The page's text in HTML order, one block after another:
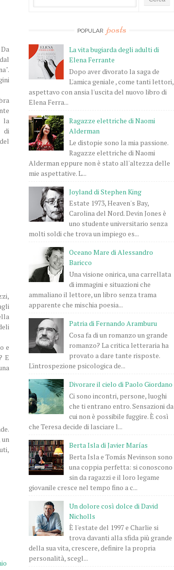
la
di
e
E
un
POPULAR posts
La vita bugiarda degli adulti di
Elena Ferrante
Dopo aver divorato la saga de
L'amica geniale , come tanti lettori,
aspettavo con ansia l'uscita del nuovo libro di
Elena Ferra...
Ragazze elettriche di Naomi
Alderman
Le distopie sono la mia passione.
Ragazze elettriche di Naomi
Alderman eppure non è stato all'altezza delle
mie aspettative. L...
Joyland di Stephen King
Estate 1973, Heaven's Bay,
Carolina del Nord. Devin Jones è
uno studente universitario senza
molti soldi che trova un impiego es...
Oceano Mare di Alessandro
Baricco
Una visione onirica, una carrellata
di immagini e situazioni che
ammaliano il lettore, un libro senza trama
apparente che mischia poesia...
Patria di Fernando Aramburu
Cosa fa di un romanzo un grande
romanzo? La critica letteraria ha
provato a dare tante risposte.
L'introspezione psicologica de...
Divorare il cielo di Paolo Giordano
Ci sono incontri, persone, luoghi
che ti entrano entro. Sensazioni da
cui non è possibile fuggire. È così
che Teresa decide di lasciare l...
Berta Isla di Javier Marías
Berta Isla e Tomás Nevinson sono
una coppia perfetta: si conoscono
sin da ragazzi e il loro legame
giovanile cresce nel tempo fino a c...
Un dolore così dolce di David
Nicholls
È l'estate del 1997 e Charlie si
trova davanti alla sfida più grande
della sua vita, crescere, definire la propria
personalità, scegl...